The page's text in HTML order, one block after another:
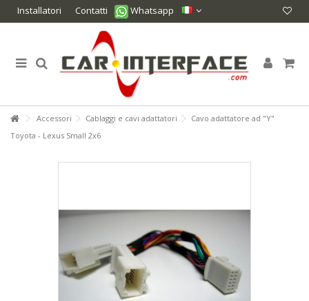
Installatori Contatti Whatsapp
Accessori Cablaggi e cavi adattatori
Cavo adattatore ad "Y"
Toyota - Lexus Small 2x6